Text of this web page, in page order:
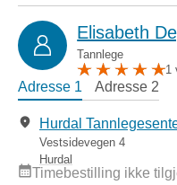
Elisabeth
Tannlege
1
Adresse 1 Adresse 2
Hurdal
Vestsidevegen 4
Hurdal
Timebestilling ikke